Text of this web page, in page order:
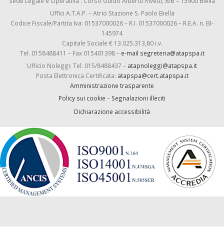
Uffici A.T.A.P. – Atrio Stazione S. Paolo Biella
Codice Fiscale/Partita Iva: 01537000026 – R.I. 01537000026 – R.E.A. n. BI-
145974
Capitale Sociale € 13.025.313,80 i.v.
Tel. 0158488411 – Fax 015401398 – e-mail segreteria@atapspa.it
Ufficio Noleggi: Tel. 015/8488437 – atapnoleggi@atapspa.it
Posta Elettronica Certificata: atapspa@cert.atapspa.it
Amministrazione trasparente
Policy sui cookie – Segnalazioni illeciti
Dichiarazione accessibilità